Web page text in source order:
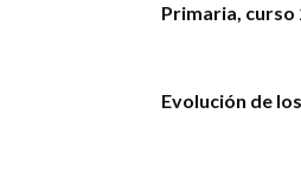
Primaria, curso
Evolución de